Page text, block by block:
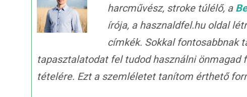
harcművész, stroke túlélő, a
írója, a hasznaldfel.hu oldal
címkék. Sokkal fontosabbnak
tapasztalatodat fel tudod használni önmagad
tételére. Ezt a szemléletet tanítom érthető